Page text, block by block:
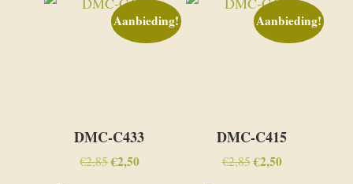
Aanbieding!
DMC-C433
€2,85Oorspronkelijke
€2,50Huidige
Aanbieding!
DMC-C415
€2,85Oorspronkelijke
€2,50Huidige